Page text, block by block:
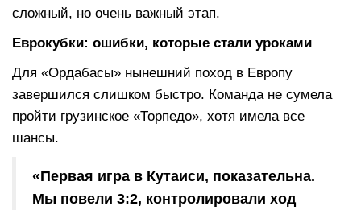
сложный, но очень важный этап.
Еврокубки: ошибки, которые стали уроками
Для «Ордабасы» нынешний поход в Европу
завершился слишком быстро. Команда не сумела
пройти грузинское «Торпедо», хотя имела все
шансы.
«Первая игра в Кутаиси, показательна.
Мы повели 3:2, контролировали ход